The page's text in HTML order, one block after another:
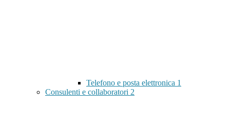
Telefono e posta elettronica 1
Consulenti e collaboratori 2